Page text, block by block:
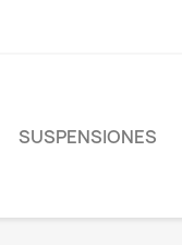
SUSPENSIONES